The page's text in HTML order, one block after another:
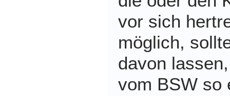
vor sich
möglich,
davon
vom BSW so